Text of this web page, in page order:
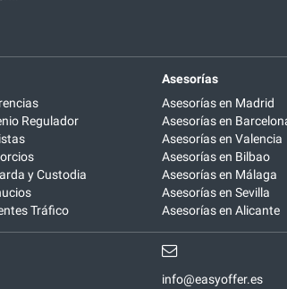
Regulador
y Custodia
Tráfico
Asesorías
Asesorías en Madrid
Asesorías en
Asesorías en Valencia
Asesorías en Bilbao
Asesorías en Málaga
Asesorías en Sevilla
Asesorías en Alicante
info@easyoffer.es